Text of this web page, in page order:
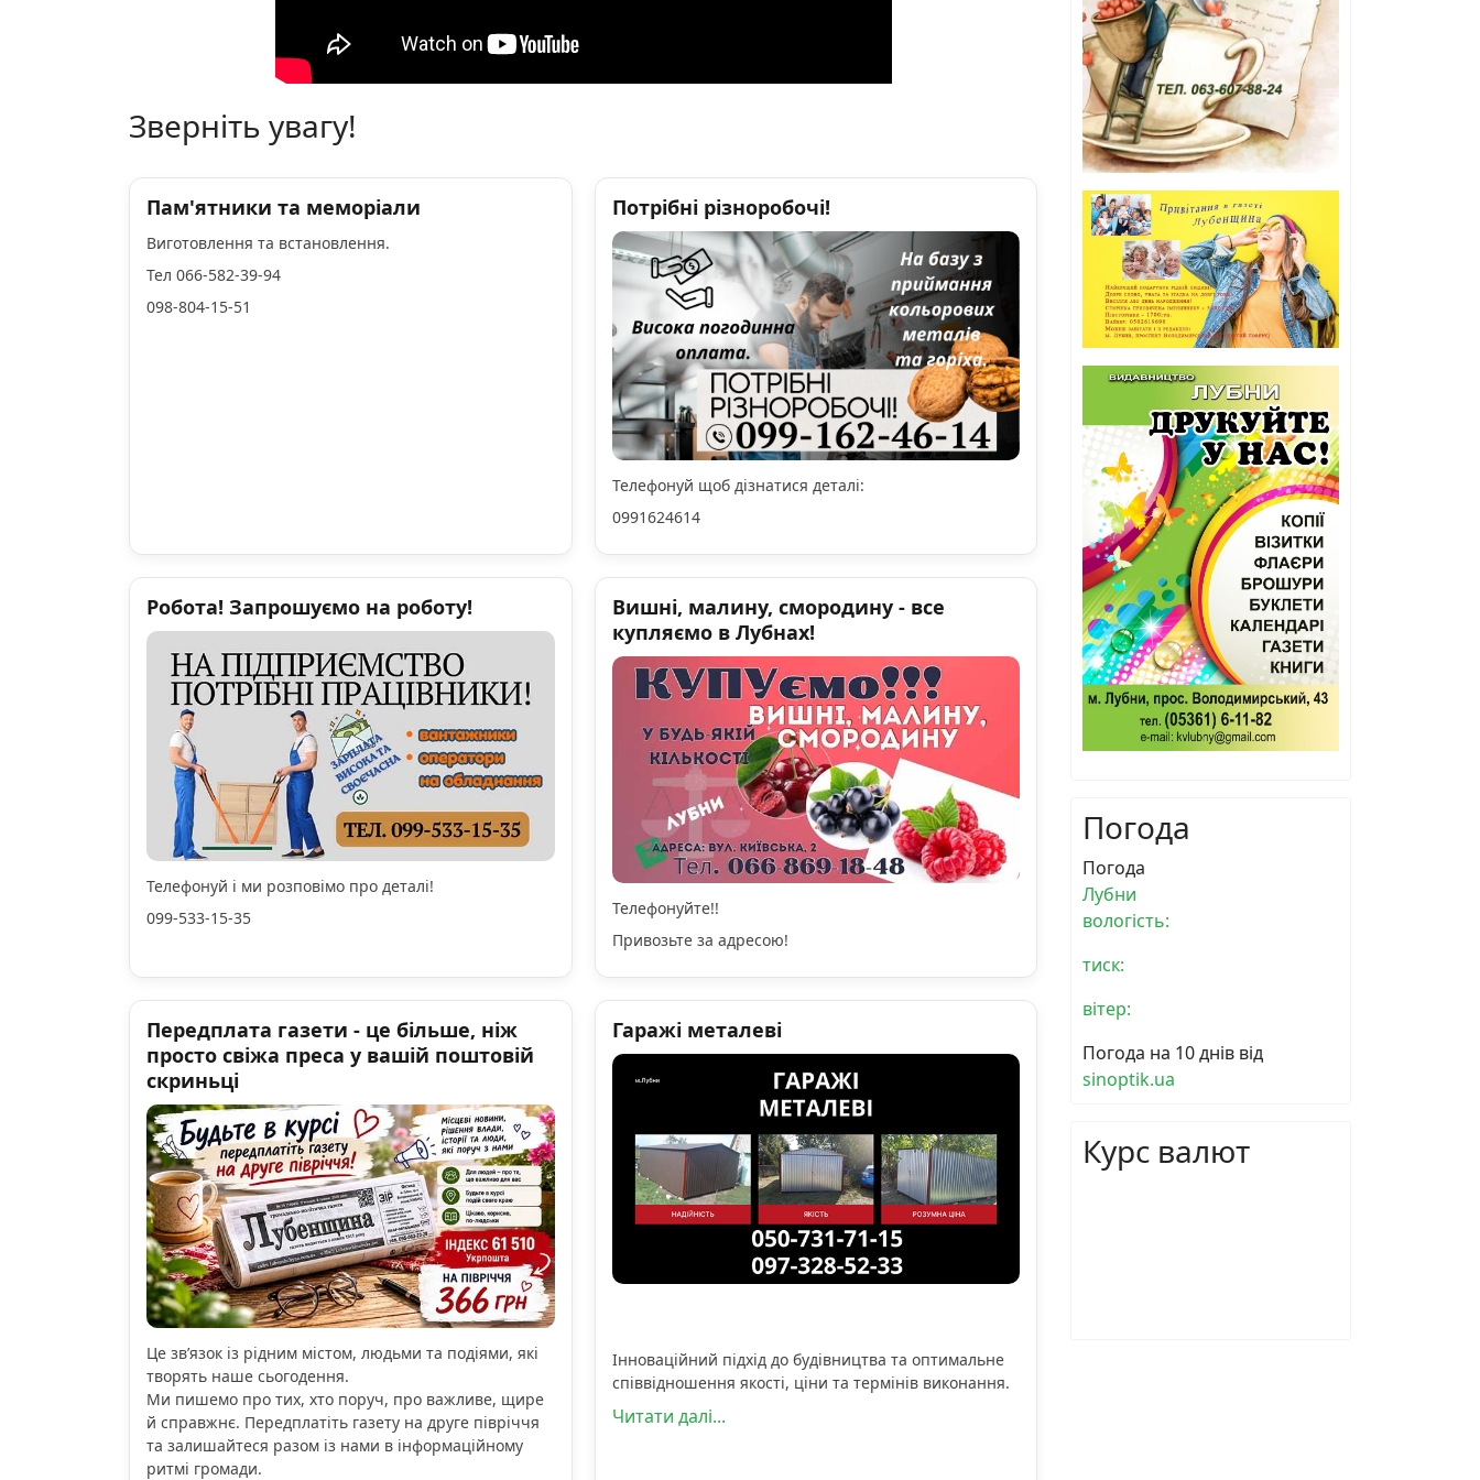
Зверніть увагу!
Пам'ятники та меморіали
Виготовлення та встановлення.
Тел 066-582-39-94
098-804-15-51
Потрібні різноробочі!
Телефонуй щоб дізнатися деталі:
0991624614
Робота! Запрошуємо на роботу!
Телефонуй і ми розповімо про деталі!
099-533-15-35
Вишні, малину, смородину - все
купляємо в Лубнах!
Телефонуйте!!
Привозьте за адресою!
Передплата газети - це більше, ніж
просто свіжа преса у вашій поштовій
скриньці
Це зв’язок із рідним містом, людьми та подіями, які
творять наше сьогодення.
Ми пишемо про тих, хто поруч, про важливе, щире
й справжнє. Передплатіть газету на друге півріччя
та залишайтеся разом із нами в інформаційному
ритмі громади.
Гаражі металеві
Інноваційний підхід до будівництва та оптимальне
співвідношення якості, ціни та термінів виконання.
Читати далі...
Погода
Погода
Лубни
вологість:
тиск:
вітер:
Погода на 10 днів від
sinoptik.ua
Курс валют